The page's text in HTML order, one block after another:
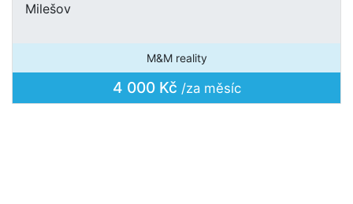
Milešov
M&M reality
4 000 Kč /za měsíc